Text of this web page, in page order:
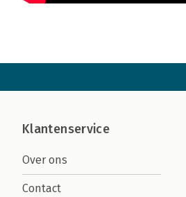
Klantenservice
Over ons
Contact